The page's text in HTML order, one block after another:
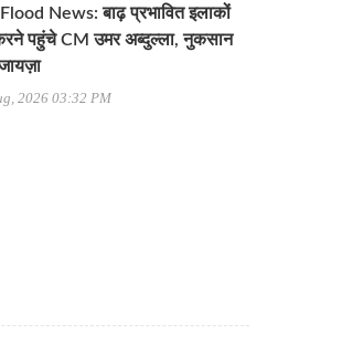
News: बाढ़ प्रभावित इलाकों
पहुंचे CM उमर अब्दुल्ला, नुकसान
2026 03:32 PM